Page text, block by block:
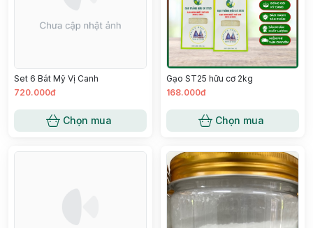
Set 6 Bát Mỹ Vị Canh
720.000đ
Chọn mua
Gạo ST25 hữu cơ 2kg
168.000đ
Chọn mua